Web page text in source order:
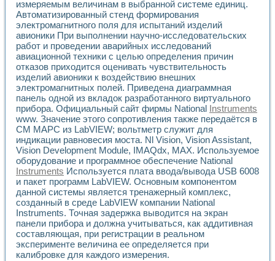
измеряемым величинам в выбранной системе единиц.
Автоматизированный стенд формирования
электромагнитного поля для испытаний изделий
авионики При выполнении научно-исследовательских
работ и проведении аварийных исследований
авиационной техники с целью определения причин
отказов приходится оценивать чувствительность
изделий авионики к воздействию внешних
электромагнитных полей. Приведена диаграммная
панель одной из вкладок разработанного виртуального
прибора. Официальный сайт фирмы National Instruments
www. Значение этого сопротивления также передаётся в
СМ МАРС из LabVIEW; вольтметр служит для
индикации равновесия моста. Nl Vision, Vision Assistant,
Vision Development Module, IMAQdx, MAX. Используемое
оборудование и программное обеспечение National
Instruments Используется плата ввода/вывода USB 6008
и пакет программ LabVIEW. Основным компонентом
данной системы является тренажерный комплекс,
созданный в среде LabVIEW компании National
Instruments. Точная задержка выводится на экран
панели прибора и должна учитываться, как аддитивная
составляющая, при регистрации в реальном
эксперименте величина ее определяется при
калибровке для каждого измерения.